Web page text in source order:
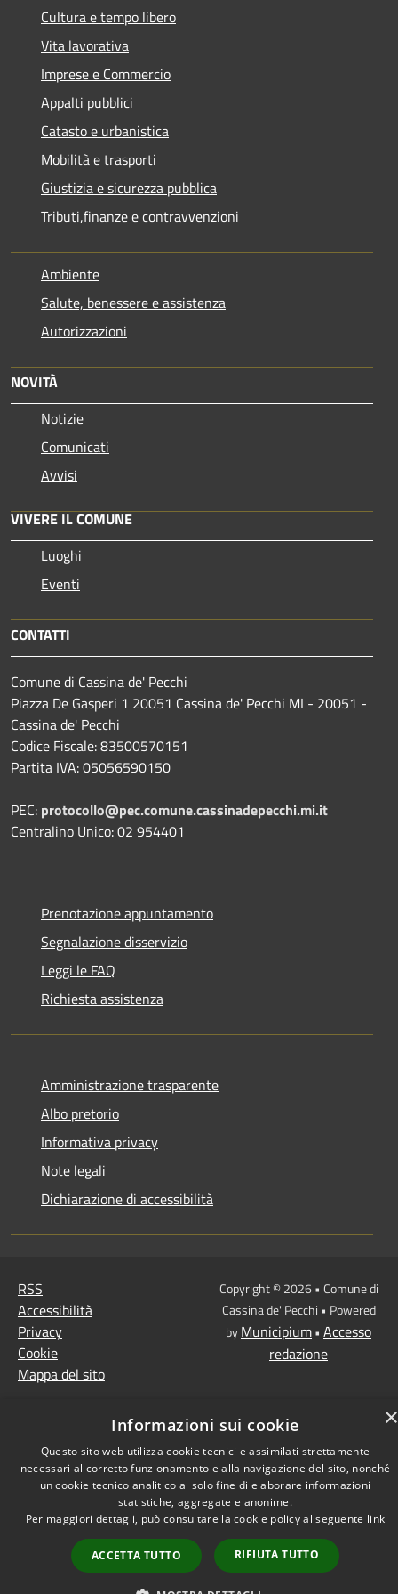
Cultura e tempo libero
Vita lavorativa
Imprese e Commercio
Appalti pubblici
Catasto e urbanistica
Mobilità e trasporti
Giustizia e sicurezza pubblica
Tributi,finanze e contravvenzioni
Ambiente
Salute, benessere e assistenza
Autorizzazioni
NOVITÀ
Notizie
Comunicati
Avvisi
VIVERE IL COMUNE
Luoghi
Eventi
CONTATTI
Comune di Cassina de' Pecchi
Piazza De Gasperi 1 20051 Cassina de' Pecchi MI - 20051 -
Cassina de' Pecchi
Codice Fiscale: 83500570151
Partita IVA: 05056590150
PEC: protocollo@pec.comune.cassinadepecchi.mi.it
Centralino Unico: 02 954401
Prenotazione appuntamento
Segnalazione disservizio
Leggi le FAQ
Richiesta assistenza
Amministrazione trasparente
Albo pretorio
Informativa privacy
Note legali
Dichiarazione di accessibilità
RSS
Accessibilità
Privacy
Cookie
Mappa del sito
Copyright © 2026 • Comune di
Cassina de' Pecchi • Powered
byMunicipium• Accesso
redazione
×
Informazioni sui cookie
Questo sito web utilizza cookie tecnici e assimilati strettamente
necessari al corretto funzionamento e alla navigazione del sito, nonché
un cookie tecnico analitico al solo fine di elaborare informazioni
statistiche, aggregate e anonime.
Per maggiori dettagli, può consultare la cookie policy al seguente link
ACCETTA TUTTO RIFIUTA TUTTO